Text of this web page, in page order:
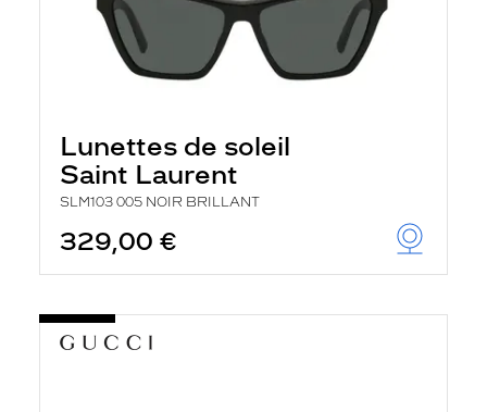
Lunettes de soleil
Saint Laurent
SLM103 005 NOIR BRILLANT
329,00 €